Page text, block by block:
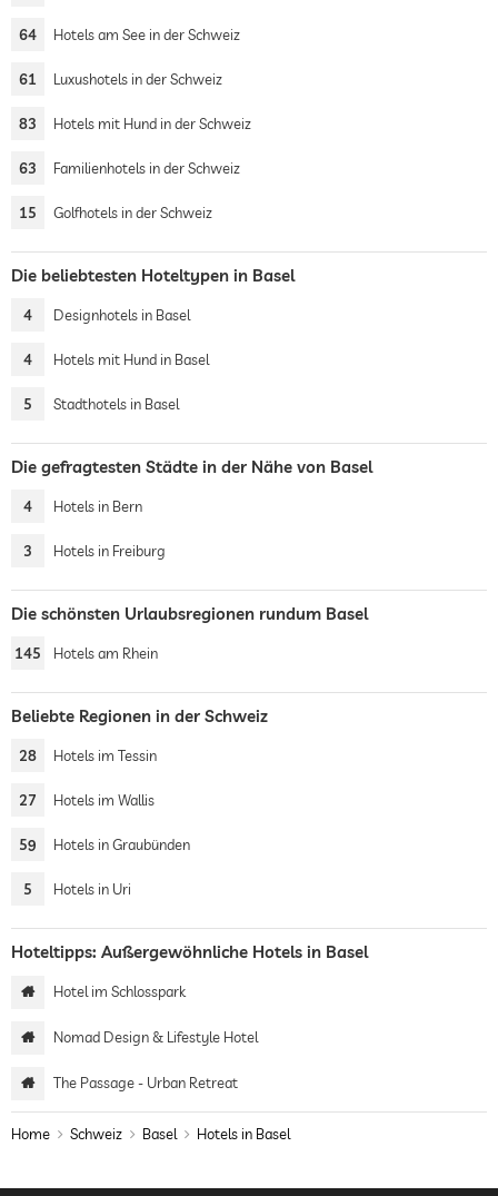
64 Hotels am See in der Schweiz
61 Luxushotels in der Schweiz
83 Hotels mit Hund in der Schweiz
63 Familienhotels in der Schweiz
15 Golfhotels in der Schweiz
Die beliebtesten Hoteltypen in Basel
4 Designhotels in Basel
4 Hotels mit Hund in Basel
5 Stadthotels in Basel
Die gefragtesten Städte in der Nähe von Basel
4 Hotels in Bern
3 Hotels in Freiburg
Die schönsten Urlaubsregionen rundum Basel
145 Hotels am Rhein
Beliebte Regionen in der Schweiz
28 Hotels im Tessin
27 Hotels im Wallis
59 Hotels in Graubünden
5 Hotels in Uri
Hoteltipps: Außergewöhnliche Hotels in Basel
Hotel im Schlosspark
Nomad Design & Lifestyle Hotel
The Passage - Urban Retreat
Home Schweiz Basel Hotels in Basel